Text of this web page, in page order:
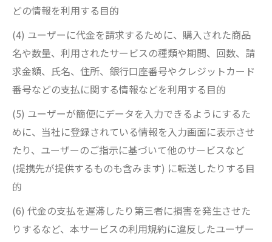
どの情報を利用する目的
(4) ユーザーに代金を請求するために、購入された商品
名や数量、利用されたサービスの種類や期間、回数、請
求金額、氏名、住所、銀行口座番号やクレジットカード
番号などの支払に関する情報などを利用する目的
(5) ユーザーが簡便にデータを入力できるようにするた
めに、当社に登録されている情報を入力画面に表示させ
たり、ユーザーのご指示に基づいて他のサービスなど
(提携先が提供するものも含みます) に転送したりする目
的
(6) 代金の支払を遅滞したり第三者に損害を発生させた
りするなど、本サービスの利用規約に違反したユーザー